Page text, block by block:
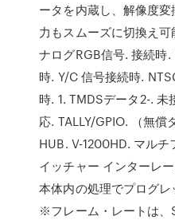
ータを内蔵し、解像度
力もスムーズに切換え
ナログRGB信号. 接続時
時. Y/C 信号接続時.
時. 1. TMDSデータ2-.
応. TALLY/GPIO. （無
HUB. V-1200HD. マルチ
イッチャー インターレ
本体内の処理でプログレ
※フレーム・レートは、